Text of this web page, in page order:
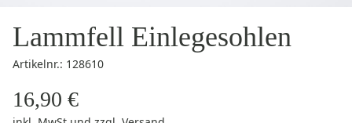
Lammfell Einlegesohlen
Artikelnr.: 128610
16,90 €